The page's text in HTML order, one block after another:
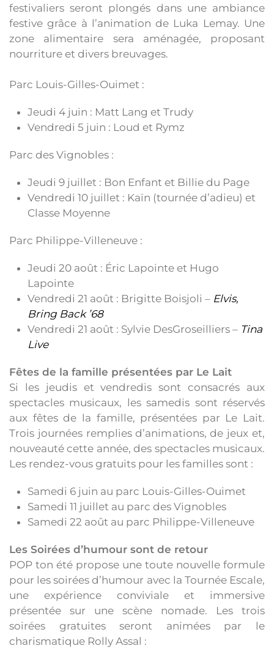
festivaliers seront plongés dans une ambiance
festive grâce à l’animation de Luka Lemay. Une
zone alimentaire sera aménagée, proposant
nourriture et divers breuvages.
Parc Louis-Gilles-Ouimet :
Jeudi 4 juin : Matt Lang et Trudy
Vendredi 5 juin : Loud et Rymz
Parc des Vignobles :
Jeudi 9 juillet : Bon Enfant et Billie du Page
Vendredi 10 juillet : Kaïn (tournée d’adieu) et
Classe Moyenne
Parc Philippe-Villeneuve :
Jeudi 20 août : Éric Lapointe et Hugo
Lapointe
Vendredi 21 août : Brigitte Boisjoli – Elvis,
Bring Back ’68
Vendredi 21 août : Sylvie DesGroseilliers – Tina
Live
Fêtes de la famille présentées par Le Lait
Si les jeudis et vendredis sont consacrés aux
spectacles musicaux, les samedis sont réservés
aux fêtes de la famille, présentées par Le Lait.
Trois journées remplies d’animations, de jeux et,
nouveauté cette année, des spectacles musicaux.
Les rendez-vous gratuits pour les familles sont :
Samedi 6 juin au parc Louis-Gilles-Ouimet
Samedi 11 juillet au parc des Vignobles
Samedi 22 août au parc Philippe-Villeneuve
Les Soirées d’humour sont de retour
POP ton été propose une toute nouvelle formule
pour les soirées d’humour avec la Tournée Escale,
une expérience conviviale et immersive
présentée sur une scène nomade. Les trois
soirées gratuites seront animées par le
charismatique Rolly Assal :